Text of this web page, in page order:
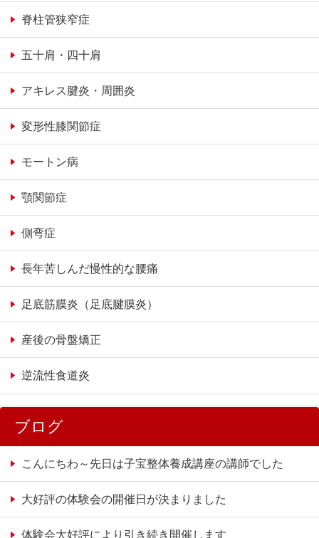
脊柱管狭窄症
五十肩・四十肩
アキレス腱炎・周囲炎
変形性膝関節症
モートン病
顎関節症
側弯症
長年苦しんだ慢性的な腰痛
足底筋膜炎（足底腱膜炎）
産後の骨盤矯正
逆流性食道炎
ブログ
こんにちわ～先日は子宝整体養成講座の講師でした
大好評の体験会の開催日が決まりました
体験会大好評により引き続き開催します